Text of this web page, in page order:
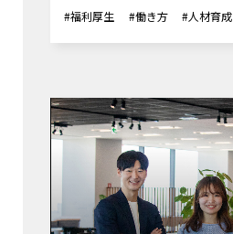
#福利厚生 #働き方 #人材育成